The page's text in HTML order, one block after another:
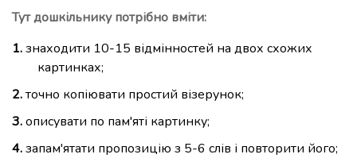
Тут дошкільнику потрібно вміти:
знаходити 10-15 відмінностей на двох схожих
картинках;
точно копіювати простий візерунок;
описувати по пам'яті картинку;
запам'ятати пропозицію з 5-6 слів і повторити його;